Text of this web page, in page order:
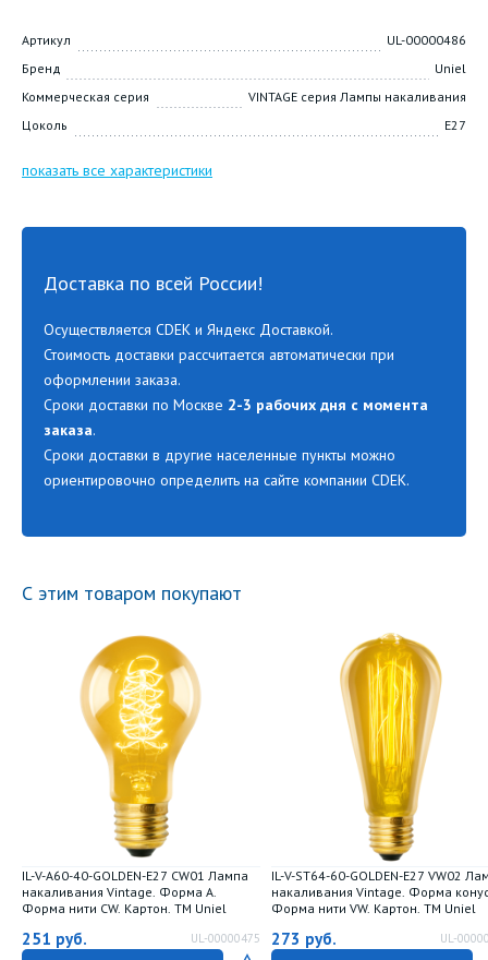
Артикул
UL-00000486
Бренд
Uniel
Коммерческая серия
VINTAGE серия Лампы накаливания
Цоколь
E27
показать все характеристики
Доставка по всей России!
Осуществляется CDEK и Яндекс Доставкой.
Стоимость доставки рассчитается автоматически при
оформлении заказа.
Сроки доставки по Москве 2-3 рабочих дня с момента
заказа.
Сроки доставки в другие населенные пункты можно
ориентировочно определить на сайте компании CDEK.
С этим товаром покупают
IL-V-A60-40-GOLDEN-E27 CW01 Лампа
накаливания Vintage. Форма A.
Форма нити CW. Картон. ТМ Uniel
251 руб. UL-00000475
IL-V-ST64-60-GOLDEN-E27 VW02
накаливания Vintage. Форма
Форма нити VW. Картон. ТМ Uniel
273 руб. UL-